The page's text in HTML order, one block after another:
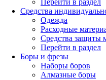
Перейти в раздел
Средства
Одежда
Расходные
Средства защиты
Перейти в раздел
Боры и фрезы
Наборы боров
Алмазные боры